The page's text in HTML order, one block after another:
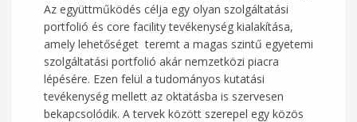
Az együttműködés célja egy olyan szolgáltatási
portfolió és core facility tevékenység kialakítása,
amely lehetőséget teremt a magas szintű egyetemi
szolgáltatási portfolió akár nemzetközi piacra
lépésére. Ezen felül a tudományos kutatási
tevékenység mellett az oktatásba is szervesen
bekapcsolódik. A tervek között szerepel egy közös